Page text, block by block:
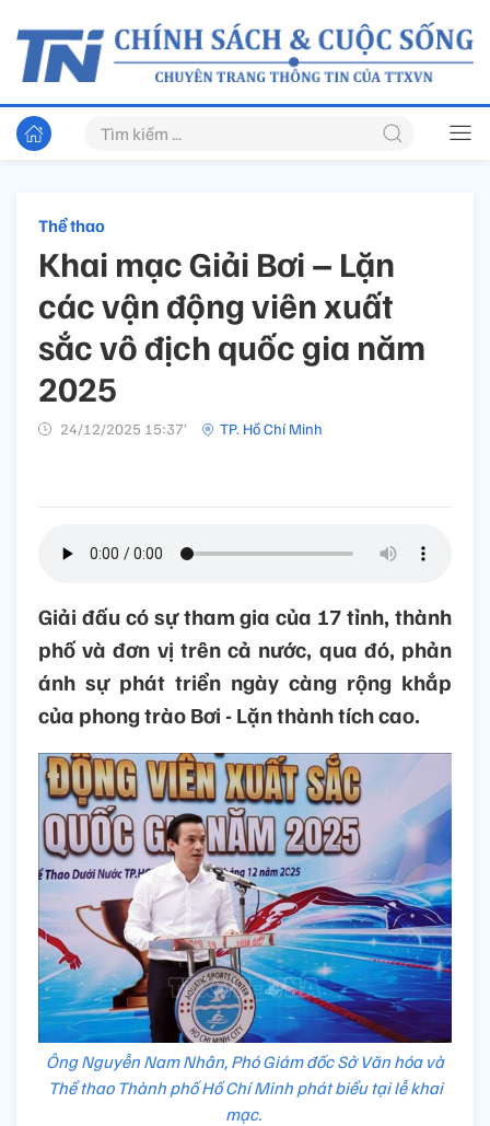
Thể thao
Khai mạc Giải Bơi – Lặn
các vận động viên xuất
sắc vô địch quốc gia năm
2025
24/12/2025 15:37’ TP. Hồ Chí Minh
Giải đấu có sự tham gia của 17 tỉnh, thành
phố và đơn vị trên cả nước, qua đó, phản
ánh sự phát triển ngày càng rộng khắp
của phong trào Bơi - Lặn thành tích cao.
Ông Nguyễn Nam Nhân, Phó Giám đốc Sở Văn hóa và
Thể thao Thành phố Hồ Chí Minh phát biểu tại lễ khai
mạc.